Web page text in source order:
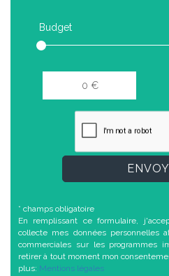
Budget
* champs obligatoire
En remplissant ce formulaire,
collecte mes données personnelles
commerciales sur les programmes
retirer à tout moment mon
plus: Mentions légales